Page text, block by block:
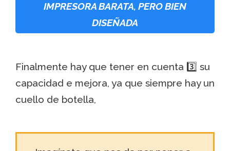
IMPRESORA BARATA, PERO BIEN
DISEÑADA
Finalmente hay que tener en cuenta 3️⃣ su
capacidad e mejora, ya que siempre hay un
cuello de botella,